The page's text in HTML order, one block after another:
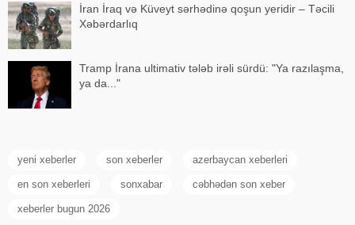
İran İraq və Küveyt sərhədinə qoşun yeridir – Təcili
Xəbərdarlıq
Tramp İrana ultimativ tələb irəli sürdü: "Ya razılaşma,
ya da..."
yeni xeberler son xeberler azerbaycan xeberleri
en son xeberleri sonxabar cəbhədən son xeber
xeberler bugun 2026